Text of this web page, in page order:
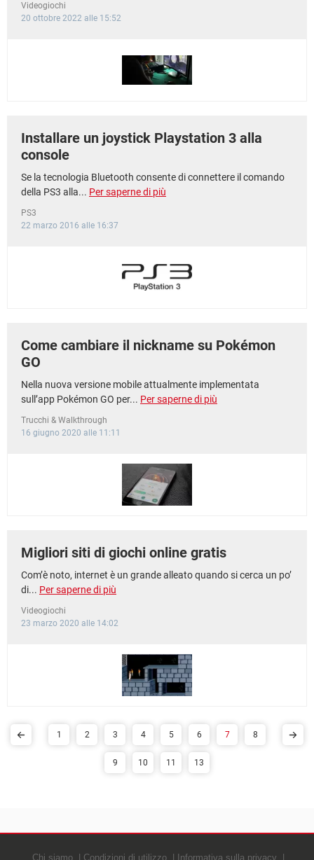
Videogiochi
20 ottobre 2022 alle 15:52
Installare un joystick Playstation 3 alla
console
Se la tecnologia Bluetooth consente di connettere il comando
della PS3 alla... Per saperne di più
PS3
22 marzo 2016 alle 16:37
Come cambiare il nickname su Pokémon
GO
Nella nuova versione mobile attualmente implementata
sull’app Pokémon GO per... Per saperne di più
Trucchi & Walkthrough
16 giugno 2020 alle 11:11
Migliori siti di giochi online gratis
Com’è noto, internet è un grande alleato quando si cerca un po’
di... Per saperne di più
Videogiochi
23 marzo 2020 alle 14:02
1 2 3 4 5 6 7 8
9 10 11 13
Chi siamo Condizioni di utilizzo Informativa sulla privacy